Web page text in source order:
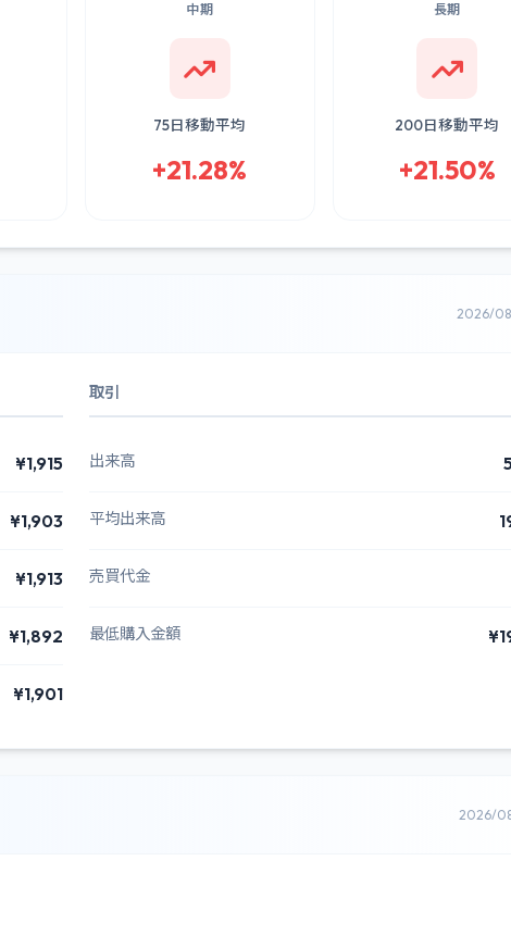
中期
75日移動平均
+21.28%
長期
200日移動平均
+21.50%
2026/
¥1,915
¥1,903
¥1,913
¥1,892
¥1,901
取引
出来高
平均出来高
売買代金
最低購入金額
2026/